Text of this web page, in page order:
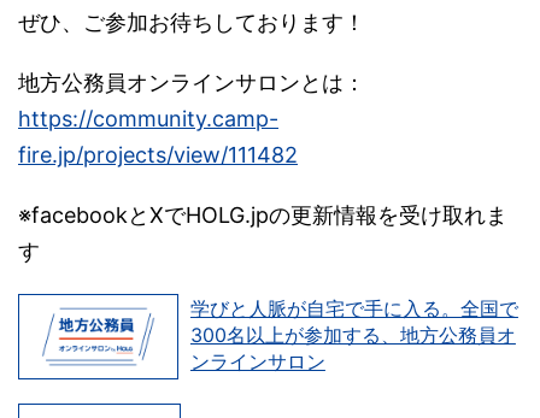
ぜひ、ご参加お待ちしております！
地方公務員オンラインサロンとは：
https://community.camp-
fire.jp/projects/view/111482
※facebookとXでHOLG.jpの更新情報を受け取れま
す
学びと人脈が自宅で手に入る。全国で
300名以上が参加する、地方公務員オ
ンラインサロン